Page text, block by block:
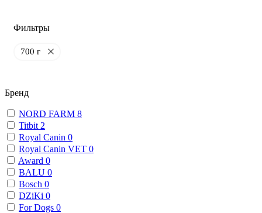
Фильтры
700 г
Бренд
NORD FARM 8
Titbit 2
Royal Canin 0
Royal Canin VET 0
Award 0
BALU 0
Bosch 0
DZiKi 0
For Dogs 0